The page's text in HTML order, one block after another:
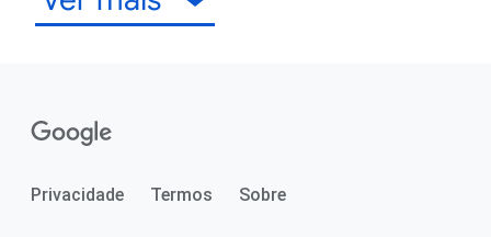
Privacidade Termos Sobre